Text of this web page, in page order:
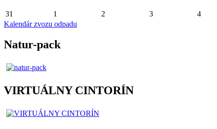
31 1 2 3
4
Kalendár zvozu odpadu
Natur-pack
VIRTUÁLNY CINTORÍN